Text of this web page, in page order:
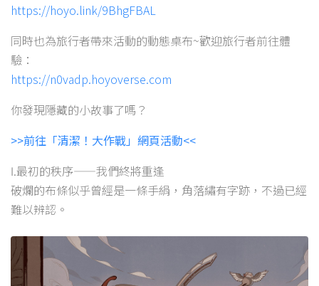
https://hoyo.link/9BhgFBAL
同時也為旅行者帶來活動的動態桌布~歡迎旅行者前往體
驗：
https://n0vadp.hoyoverse.com
你發現隱藏的小故事了嗎？
>>前往「清潔！大作戰」網頁活動<<
Ⅰ.最初的秩序——我們終將重逢
破爛的布條似乎曾經是一條手絹，角落繡有字跡，不過已經
難以辨認。